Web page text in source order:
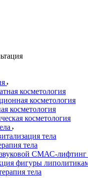
косметология
косметология
косметология
косметология
тела
тела
СМАС-лифтинг
фигуры
тела